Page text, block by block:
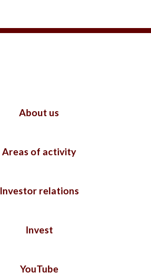
About us
Areas of activity
Investor relations
Invest
YouTube